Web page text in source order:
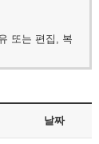
또는 편집, 복
날짜